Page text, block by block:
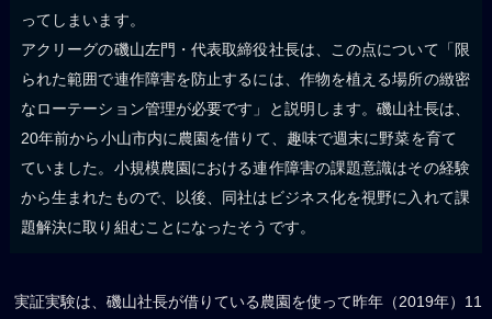
ってしまいます。
アクリーグの磯山左門・代表取締役社長は、この点について「限
られた範囲で連作障害を防止するには、作物を植える場所の緻密
なローテーション管理が必要です」と説明します。磯山社長は、
20年前から小山市内に農園を借りて、趣味で週末に野菜を育て
ていました。小規模農園における連作障害の課題意識はその経験
から生まれたもので、以後、同社はビジネス化を視野に入れて課
題解決に取り組むことになったそうです。
実証実験は、磯山社長が借りている農園を使って昨年（2019年）11